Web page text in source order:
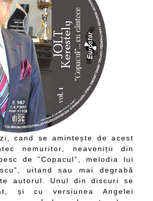
cand se amintește de acest
nemuritor, neaveniții din
de ”Copacul”, melodia lui
uitand sau mai degrabă
autorul. Unul din discuri se
și cu versiunea Angelei